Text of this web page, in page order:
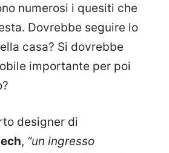
numerosi i quesiti che
Dovrebbe seguire lo
casa? Si dovrebbe
importante per poi
designer di
, “un ingresso